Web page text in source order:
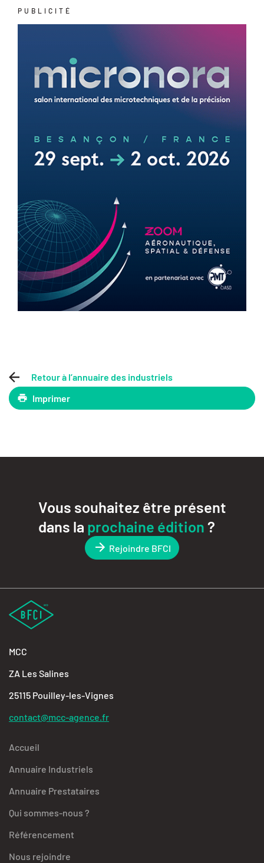
PUBLICITÉ
Retour à l’annuaire des industriels
Imprimer
Vous souhaitez être présent
dans la prochaine édition?
Rejoindre BFCI
MCC
ZA Les Salines
25115 Pouilley-les-Vignes
contact@mcc-agence.fr
Accueil
Annuaire Industriels
Annuaire Prestataires
Qui sommes-nous ?
Référencement
Nous rejoindre